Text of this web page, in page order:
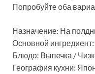
Попробуйте оба
Назначение: На
Основной
Блюдо: Выпечка /
География кухни: